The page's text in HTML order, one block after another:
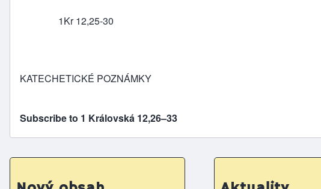
1Kr 12,25-30
KATECHETICKÉ POZNÁMKY
Subscribe to 1 Královská 12,26–33